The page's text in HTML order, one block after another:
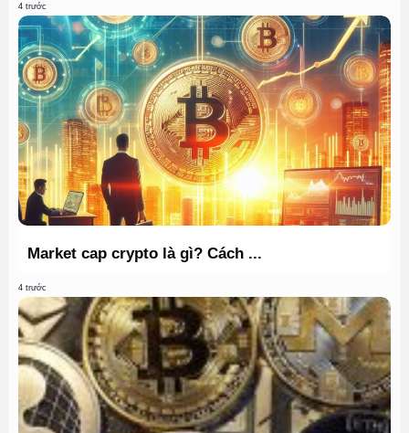
4 trước
Market cap crypto là gì? Cách ...
4 trước